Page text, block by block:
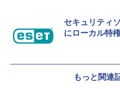
セキュリティ
にローカル特
もっと関連